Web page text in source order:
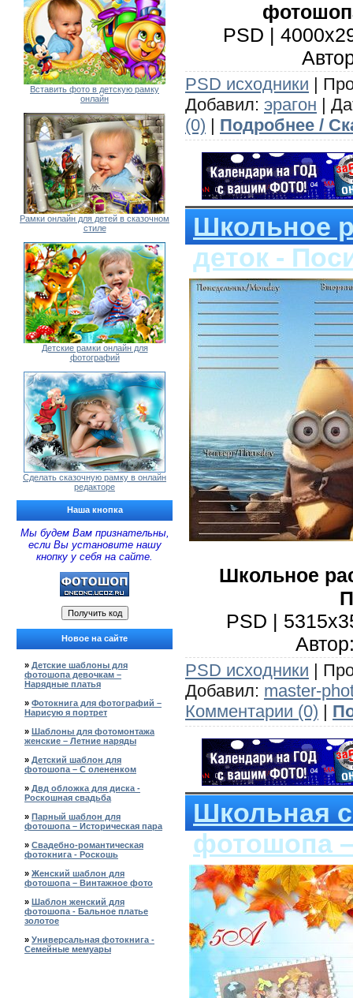
Вставить фото в детскую рамку
онлайн
Рамки онлайн для детей в сказочном
стиле
Детские рамки онлайн для
фотографий
Сделать сказочную рамку в онлайн
редакторе
Наша кнопка
Мы будем Вам признательны,
если Вы установите нашу
кнопку у себя на сайте.
Новое на сайте
» Детские шаблоны для
фотошопа девочкам –
Нарядные платья
» Фотокнига для фотографий –
Нарисую я портрет
» Шаблоны для фотомонтажа
женские – Летние наряды
» Детский шаблон для
фотошопа – С олененком
» Двд обложка для диска -
Роскошная свадьба
» Парный шаблон для
фотошопа – Историческая пара
» Свадебно-романтическая
фотокнига - Роскошь
» Женский шаблон для
фотошопа – Винтажное фото
» Шаблон женский для
фотошопа - Бальное платье
золотое
» Универсальная фотокнига -
Семейные мемуары
PSD |
PSD исходники |
Добавил: эрагон |
(0) | Подробнее /
Школьное
деток -
Школьное
PSD |
PSD исходники |
Добавил: master-
Комментарии (0) |
Школьная
фотошопа